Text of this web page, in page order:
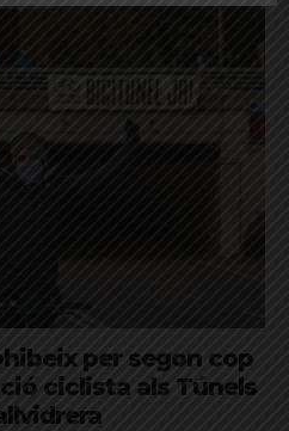
per segon cop
ciclista als Túnels